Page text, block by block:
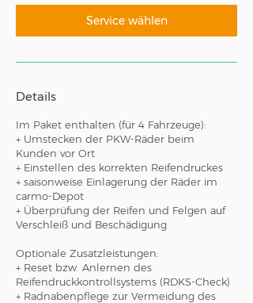
M
i
n
Service wählen
Details
Im Paket enthalten (für 4 Fahrzeuge):
+ Umstecken der PKW-Räder beim
Kunden vor Ort
+ Einstellen des korrekten Reifendruckes
+ saisonweise Einlagerung der Räder im
carmo-Depot
+ Überprüfung der Reifen und Felgen auf
Verschleiß und Beschädigung
Optionale Zusatzleistungen:
+ Reset bzw. Anlernen des
Reifendruckkontrollsystems (RDKS-Check)
+ Radnabenpflege zur Vermeidung des